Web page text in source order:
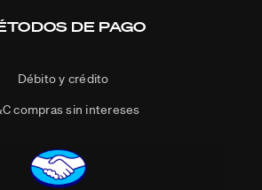
DE PAGO
Débito y crédito
compras sin intereses